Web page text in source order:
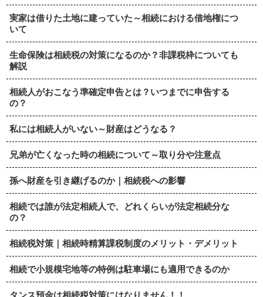
実家は借りた土地に建っていた～相続における借地権につ
いて
生命保険は相続税の対策になるのか？非課税枠についても
解説
相続人がおこなう準確定申告とは？いつまでに申告する
の？
私には相続人がいない～財産はどうなる？
兄弟が亡くなった時の相続について～取り分や注意点
孫へ財産を引き継げるのか｜相続税への影響
相続では誰が法定相続人で、どれくらいが法定相続分な
の？
相続税対策｜相続時精算課税制度のメリット・デメリット
相続で小規模宅地等の特例は駐車場にも適用できるのか
タンス預金は相続税対策にはなりません！！